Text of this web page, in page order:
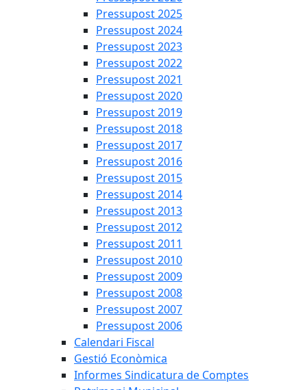
Pressupost 2025
Pressupost 2024
Pressupost 2023
Pressupost 2022
Pressupost 2021
Pressupost 2020
Pressupost 2019
Pressupost 2018
Pressupost 2017
Pressupost 2016
Pressupost 2015
Pressupost 2014
Pressupost 2013
Pressupost 2012
Pressupost 2011
Pressupost 2010
Pressupost 2009
Pressupost 2008
Pressupost 2007
Pressupost 2006
Calendari Fiscal
Gestió Econòmica
Informes Sindicatura de Comptes